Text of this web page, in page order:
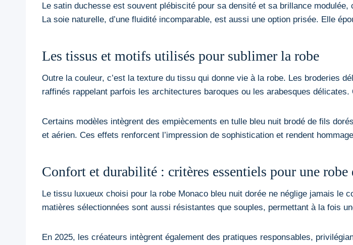
Le satin duchesse est souvent plébiscité pour sa densité et sa brillance
La soie naturelle, d’une fluidité incomparable, est aussi une option prisée. Elle
Les tissus et motifs utilisés pour sublimer la robe
Outre la couleur, c’est la texture du tissu qui donne vie à la robe. Les broderies
raffinés rappelant parfois les architectures baroques ou les arabesques
Certains modèles intègrent des empiècements en tulle bleu nuit brodé de fils
et aérien. Ces effets renforcent l’impression de sophistication et rendent
Confort et durabilité : critères essentiels pour une robe
Le tissu luxueux choisi pour la robe Monaco bleu nuit dorée ne néglige jamais le
matières sélectionnées sont aussi résistantes que souples, permettant à la fois
En 2025, les créateurs intègrent également des pratiques responsables,